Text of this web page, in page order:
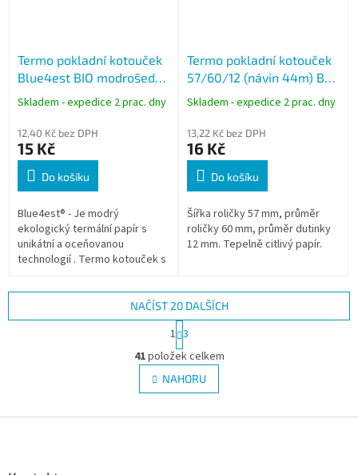
Termo pokladní kotouček
Blue4est BIO modrošedý
57/50/12 (návin 30m)
Skladem - expedice 2 prac. dny
12,40 Kč bez DPH
15 Kč
Do košíku
Blue4est® - Je modrý
ekologický termální papír s
unikátní a oceňovanou
technologií . Termo kotouček s
BLUE4EST má návin 30 metrů a
Termo pokladní kotouček
57/60/12 (návin 44m) BPA
free
Skladem - expedice 2 prac. dny
13,22 Kč bez DPH
16 Kč
Do košíku
Šířka roličky 57 mm, průměr
roličky 60 mm, průměr dutinky
12 mm. Tepelně citlivý papír.
O
v
l
á
NAČÍST 20 DALŠÍCH
S
t
r
á
n
k
v
1 3
41položek celkem
NAHORU